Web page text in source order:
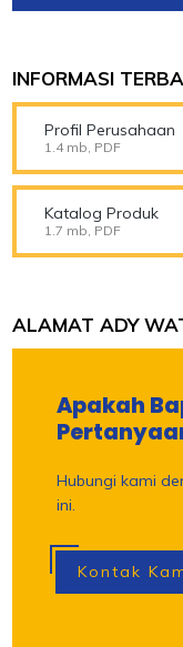
INFORMASI
Profil Perusahaan
1.4 mb, PDF
Katalog Produk
1.7 mb, PDF
ALAMAT ADY
Apakah
Hubungi kami
ini.
Kontak